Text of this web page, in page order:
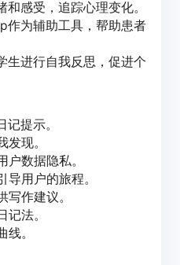
感受，追踪心理变化。
作为辅助工具，帮助患者
生进行自我反思，促进个
提示。
现。
数据隐私。
用户的旅程。
作建议。
法。
。